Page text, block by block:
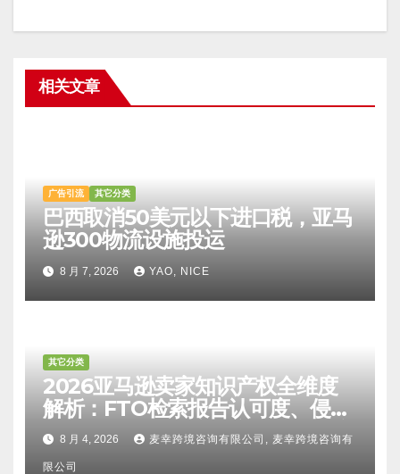
相关文章
广告引流 其它分类
巴西取消50美元以下进口税，亚马
逊300物流设施投运
8 月 7, 2026 YAO, NICE
其它分类
2026亚马逊卖家知识产权全维度
解析：FTO检索报告认可度、侵权
比对区别、TRO应诉方法及服务商
甄选避坑全攻略
8 月 4, 2026 麦幸跨境咨询有限公司, 麦幸跨境咨询有
限公司